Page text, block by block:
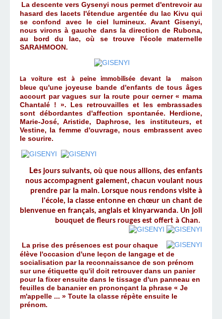
La descente vers Gysenyi nous permet d'entrevoir au
hasard des lacets l'étendue argentée du lac Kivu qui
se confond avec le ciel lumineux. Avant Gisenyi,
nous virons à gauche dans la direction de Rubona,
au bord du lac, où se trouve l'école maternelle
SARAHMOON.
La voiture est à peine immobilisée devant lamaison
bleue qu'une joyeuse bande d'enfants de tous âges
accourt par vagues sur la route pour cerner « mama
Chantalé ! ». Les retrouvailles et les embrassades
sont débordantes d'affection spontanée. Herdione,
Marie-José, Aristide, Daphrose, les instituteurs, et
Vestine, la femme d'ouvrage, nous embrassent avec
le sourire.
Les jours suivants, où que nous allions, des enfants
nous accompagnent gaiement, chacun voulant nous
prendre par la main. Lorsque nous rendons visite à
l'école, la classe entonne en chœur un chant de
bienvenue en français, anglais et kinyarwanda. Un joli
bouquet de fleurs rouges est offert à Chan.
La prise des présences est pour chaque
élève l'occasion d'une leçon de langage et de
socialisation par la reconnaissance de son prénom
sur une étiquette qu'il doit retrouver dans un panier
pour la fixer ensuite dans le tissage d'un panneau en
feuilles de bananier en prononçant la phrase « Je
m'appelle ... » Toute la classe répète ensuite le
prénom.